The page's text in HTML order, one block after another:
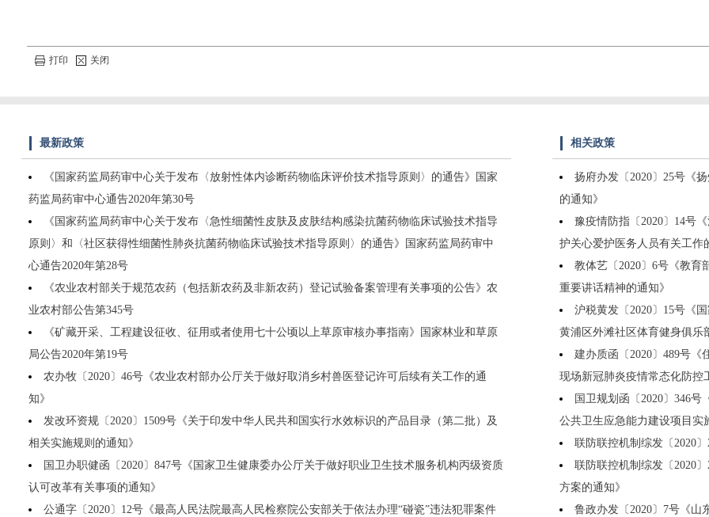
打印 关闭
最新政策
《国家药监局药审中心关于发布〈放射性体内诊断药物临床评价技术指导原则〉的通告》国家
药监局药审中心通告2020年第30号
《国家药监局药审中心关于发布〈急性细菌性皮肤及皮肤结构感染抗菌药物临床试验技术指导
原则〉和〈社区获得性细菌性肺炎抗菌药物临床试验技术指导原则〉的通告》国家药监局药审中
心通告2020年第28号
《农业农村部关于规范农药（包括新农药及非新农药）登记试验备案管理有关事项的公告》农
业农村部公告第345号
《矿藏开采、工程建设征收、征用或者使用七十公顷以上草原审核办事指南》国家林业和草原
局公告2020年第19号
农办牧〔2020〕46号《农业农村部办公厅关于做好取消乡村兽医登记许可后续有关工作的通
知》
发改环资规〔2020〕1509号《关于印发中华人民共和国实行水效标识的产品目录（第二批）及
相关实施规则的通知》
国卫办职健函〔2020〕847号《国家卫生健康委办公厅关于做好职业卫生技术服务机构丙级资质
认可改革有关事项的通知》
公通字〔2020〕12号《最高人民法院最高人民检察院公安部关于依法办理“碰瓷”违法犯罪案件
相关政策
扬府办发〔2020〕25号《
的通知》
豫疫情防指〔2020〕14号
护关心爱护医务人员有关工作
教体艺〔2020〕6号《教育
重要讲话精神的通知》
沪税黄发〔2020〕15号《
黄浦区外滩社区体育健身俱乐
建办质函〔2020〕489号
现场新冠肺炎疫情常态化防控
国卫规划函〔2020〕346
公共卫生应急能力建设项目实
联防联控机制综发〔2020
联防联控机制综发〔2020
方案的通知》
鲁政办发〔2020〕7号《山